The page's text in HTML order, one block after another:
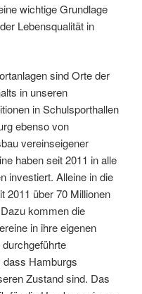
wichtige Grundlage
Lebensqualität in
sind Orte der
in unseren
in Schulsporthallen
ebenso von
vereinseigener
haben seit 2011 in alle
investiert. Alleine in die
2011 über 70 Millionen
kommen die
in ihre eigenen
dass Hamburgs
Zustand sind. Das